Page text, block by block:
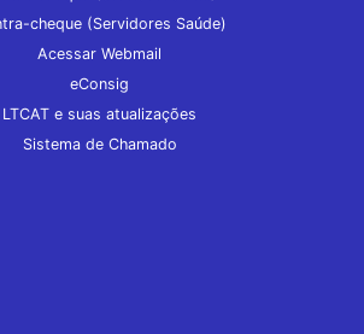
cheque (Servidores Saúde)
Acessar Webmail
eConsig
LTCAT e suas atualizações
Sistema de Chamado